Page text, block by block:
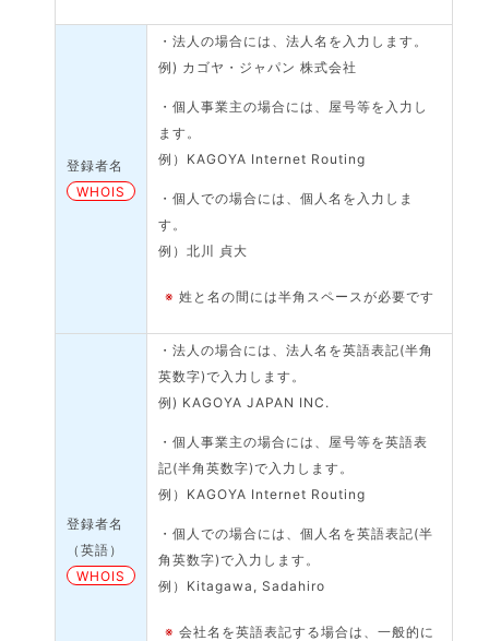
登録者名
WHOIS
・法人の場合には、法人名を入力します。
例) カゴヤ・ジャパン 株式会社
・個人事業主の場合には、屋号等を入力し
ます。
例）KAGOYA Internet Routing
・個人での場合には、個人名を入力しま
す。
例）北川 貞大
※姓と名の間には半角スペースが必要です
登録者名
（英語）
WHOIS
・法人の場合には、法人名を英語表記(半角
英数字)で入力します。
例) KAGOYA JAPAN INC.
・個人事業主の場合には、屋号等を英語表
記(半角英数字)で入力します。
例）KAGOYA Internet Routing
・個人での場合には、個人名を英語表記(半
角英数字)で入力します。
例）Kitagawa, Sadahiro
※会社名を英語表記する場合は、一般的に